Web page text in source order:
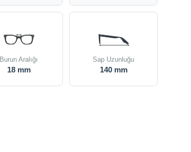
Burun Aralığı
18 mm
Sap Uzunluğu
140 mm